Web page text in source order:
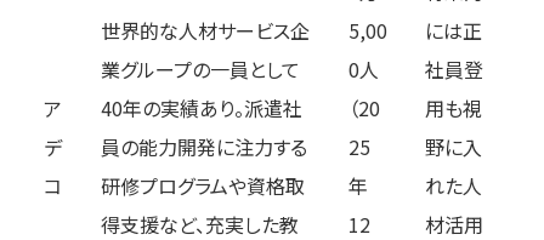
ア
デ
コ
世界的な人材サービス企
業グループの一員として
40年の実績あり。派遣社
員の能力開発に注力する
研修プログラムや資格取
得支援など、充実した教
5,00
0人
（20
25
年
12
には正
社員登
用も視
野に入
れた人
材活用